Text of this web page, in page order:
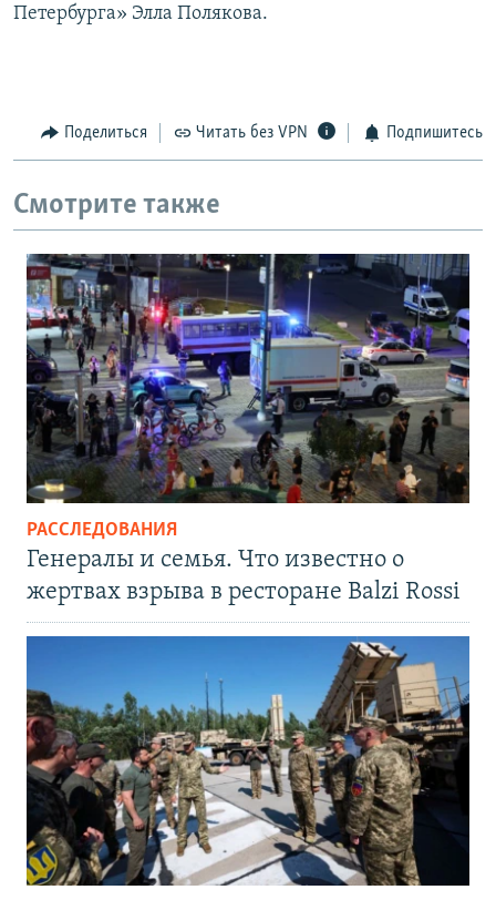
Петербурга» Элла Полякова.
Поделиться Читать без VPN Подпишитесь
Смотрите также
РАССЛЕДОВАНИЯ
Генералы и семья. Что известно о
жертвах взрыва в ресторане Balzi Rossi